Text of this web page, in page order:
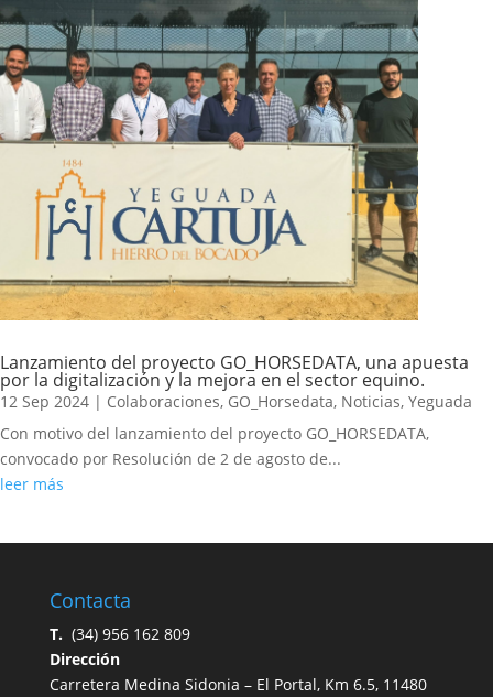
Lanzamiento del proyecto GO_HORSEDATA, una apuesta
por la digitalización y la mejora en el sector equino.
12 Sep 2024 | Colaboraciones, GO_Horsedata, Noticias, Yeguada
Con motivo del lanzamiento del proyecto GO_HORSEDATA,
convocado por Resolución de 2 de agosto de...
leer más
Contacta
T.(34) 956 162 809
Dirección
Carretera Medina Sidonia – El Portal, Km 6.5, 11480